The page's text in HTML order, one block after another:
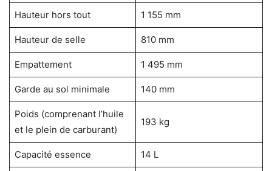
Hauteur hors tout 1 155 mm
Hauteur de selle 810 mm
Empattement 1 495 mm
Garde au sol minimale 140 mm
Poids (comprenant l’huile
et le plein de carburant)
193 kg
Capacité essence 14 L